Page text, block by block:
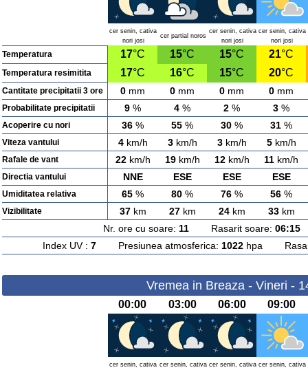
cer senin, cativa
nori josi
cer partial noros
cer senin, cativa
nori josi
cer senin, cativa
nori josi
Temperatura 17°C 15°C 15°C 21°C
Temperatura resimitita 17°C 16°C 15°C 20°C
Cantitate precipitatii 3 ore 0 mm 0 mm 0 mm 0 mm
Probabilitate precipitatii 9 % 4 % 2 % 3 %
Acoperire cu nori 36 % 55 % 30 % 31 %
Viteza vantului 4km/h 3km/h 3km/h 5km/h
Rafale de vant 22km/h 19km/h 12km/h 11 km/h
Directia vantului NNE ESE ESE ESE
Umiditatea relativa 65 % 80 % 76 % 56 %
Vizibilitate 37km 27km 24km 33km
Nr. ore cu soare: 11 Rasarit soare: 06:15
Index UV : 7Presiunea atmosferica: 1022hpa
Vremea in Breaza - Vineri -
00:00 03:00 06:00 09:00
cer senin, cativa cer senin, cativa cer senin, cativa cer senin, cativa